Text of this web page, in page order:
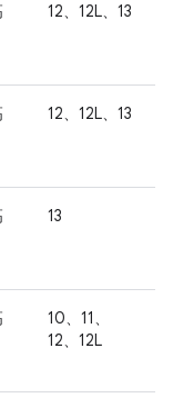
12、12L、13
12、12L、13
13
10、11、
12、12L